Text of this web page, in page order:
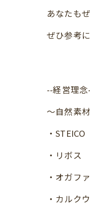
あなたも
ぜひ参考
--経営理念
～自然素
・
・リボス
・オガフ
・カルク